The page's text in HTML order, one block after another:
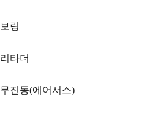
보링
리타더
무진동(에어서스)